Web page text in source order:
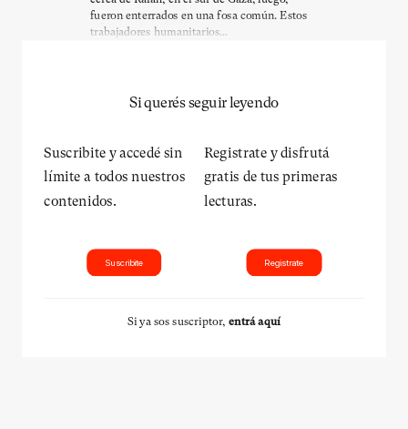
fueron enterrados en una fosa común. Estos
trabajadores humanitarios...
Si querés seguir leyendo
Suscribite y accedé sin
límite a todos nuestros
contenidos.
Suscribite
Registrate y disfrutá
gratis de tus primeras
lecturas.
Registrate
Si ya sos suscriptor, entrá aquí